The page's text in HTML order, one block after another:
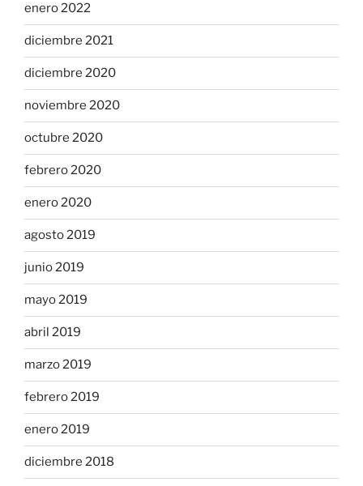
enero 2022
diciembre 2021
diciembre 2020
noviembre 2020
octubre 2020
febrero 2020
enero 2020
agosto 2019
junio 2019
mayo 2019
abril 2019
marzo 2019
febrero 2019
enero 2019
diciembre 2018